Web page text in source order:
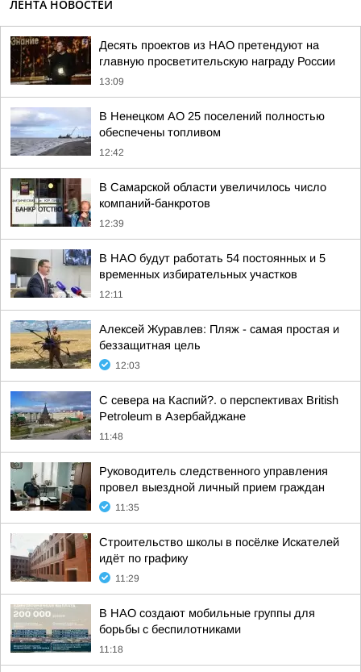
ЛЕНТА НОВОСТЕЙ
Десять проектов из НАО претендуют на
главную просветительскую награду России
13:09
В Ненецком АО 25 поселений полностью
обеспечены топливом
12:42
В Самарской области увеличилось число
компаний-банкротов
12:39
В НАО будут работать 54 постоянных и 5
временных избирательных участков
12:11
Алексей Журавлев: Пляж - самая простая и
беззащитная цель
12:03
С севера на Каспий?. о перспективах British
Petroleum в Азербайджане
11:48
Руководитель следственного управления
провел выездной личный прием граждан
11:35
Строительство школы в посёлке Искателей
идёт по графику
11:29
В НАО создают мобильные группы для
борьбы с беспилотниками
11:18